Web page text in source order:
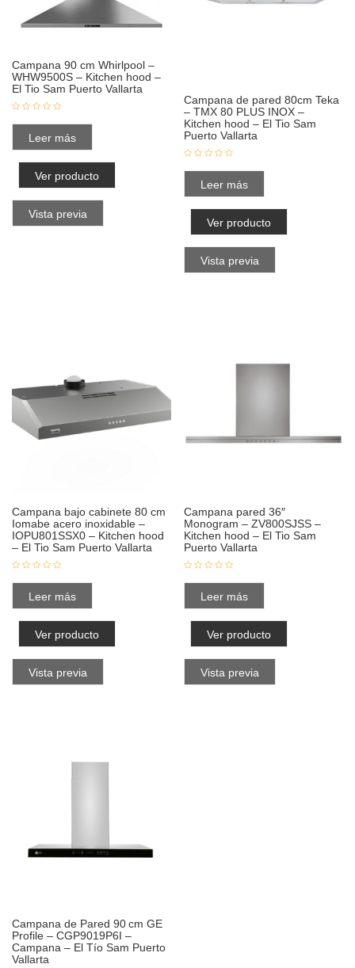
Campana 90 cm Whirlpool –
WHW9500S – Kitchen hood –
El Tio Sam Puerto Vallarta
Leer más
Ver producto
Vista previa
Campana de pared 80cm Teka
– TMX 80 PLUS INOX –
Kitchen hood – El Tio Sam
Puerto Vallarta
Leer más
Ver producto
Vista previa
Campana bajo cabinete 80 cm
Iomabe acero inoxidable –
IOPU801SSX0 – Kitchen hood
– El Tio Sam Puerto Vallarta
Leer más
Ver producto
Vista previa
Campana pared 36″
Monogram – ZV800SJSS –
Kitchen hood – El Tio Sam
Puerto Vallarta
Leer más
Ver producto
Vista previa
Campana de Pared 90 cm GE
Profile – CGP9019P6I –
Campana – El Tío Sam Puerto
Vallarta